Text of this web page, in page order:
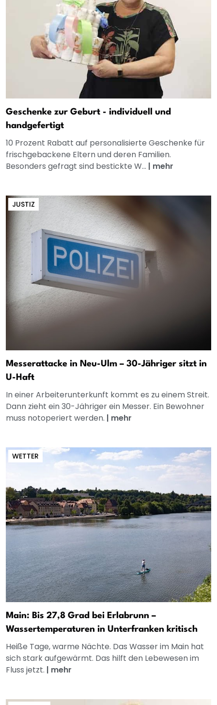
Geschenke zur Geburt - individuell und
handgefertigt
10 Prozent Rabatt auf personalisierte Geschenke für
frischgebackene Eltern und deren Familien.
Besonders gefragt sind bestickte W... | mehr
JUSTIZ
Messerattacke in Neu-Ulm – 30-Jähriger sitzt in
U-Haft
In einer Arbeiterunterkunft kommt es zu einem Streit.
Dann zieht ein 30-Jähriger ein Messer. Ein Bewohner
muss notoperiert werden. | mehr
WETTER
Main: Bis 27,8 Grad bei Erlabrunn –
Wassertemperaturen in Unterfranken kritisch
Heiße Tage, warme Nächte. Das Wasser im Main hat
sich stark aufgewärmt. Das hilft den Lebewesen im
Fluss jetzt. | mehr